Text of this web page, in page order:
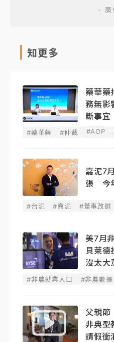
知更多
藥華藥
務無
斷事宜
#藥華藥 #仲裁 #AOP
嘉泥7
張 今
#台泥 #嘉泥 #董事改選
美7月
貝萊德
沒太大
#非農就業人口 #非農數據
父親節
非典
請假衝